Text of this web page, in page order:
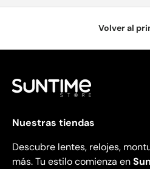
Volver al
Nuestras tiendas
Descubre lentes, relojes,
más. Tu estilo comienza en